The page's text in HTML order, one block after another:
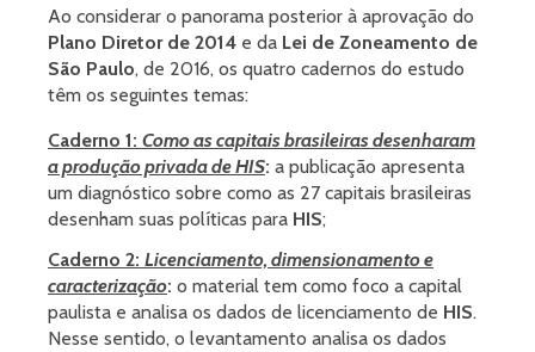
Ao considerar o panorama posterior à aprovação do
Plano Diretor de 2014 e da Lei de Zoneamento de
São Paulo, de 2016, os quatro cadernos do estudo
têm os seguintes temas:
Caderno 1: Como as capitais brasileiras desenharam
a produção privada de HIS: a publicação apresenta
um diagnóstico sobre como as 27 capitais brasileiras
desenham suas políticas para HIS;
Caderno 2: Licenciamento, dimensionamento e
caracterização: o material tem como foco a capital
paulista e analisa os dados de licenciamento de HIS.
Nesse sentido, o levantamento analisa os dados